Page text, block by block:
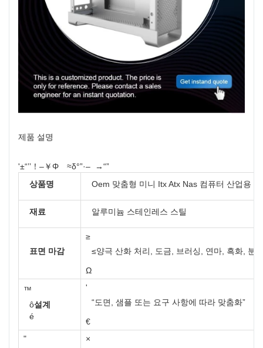
제품 설명
'±“’’！–￥Φ ≈δ°”·– ​ →“”
상품명
Oem 맞춤형 미니 Itx Atx Nas 컴퓨터 산업용
재료 알루미늄 스테인레스 스틸
표면 마감
≥
≤양극 산화 처리, 도금, 브러싱, 연마, 흑화, 분
Ω
™
ô설계
é
'
“도면, 샘플 또는 요구 사항에 따라 맞춤화”
€
"
×